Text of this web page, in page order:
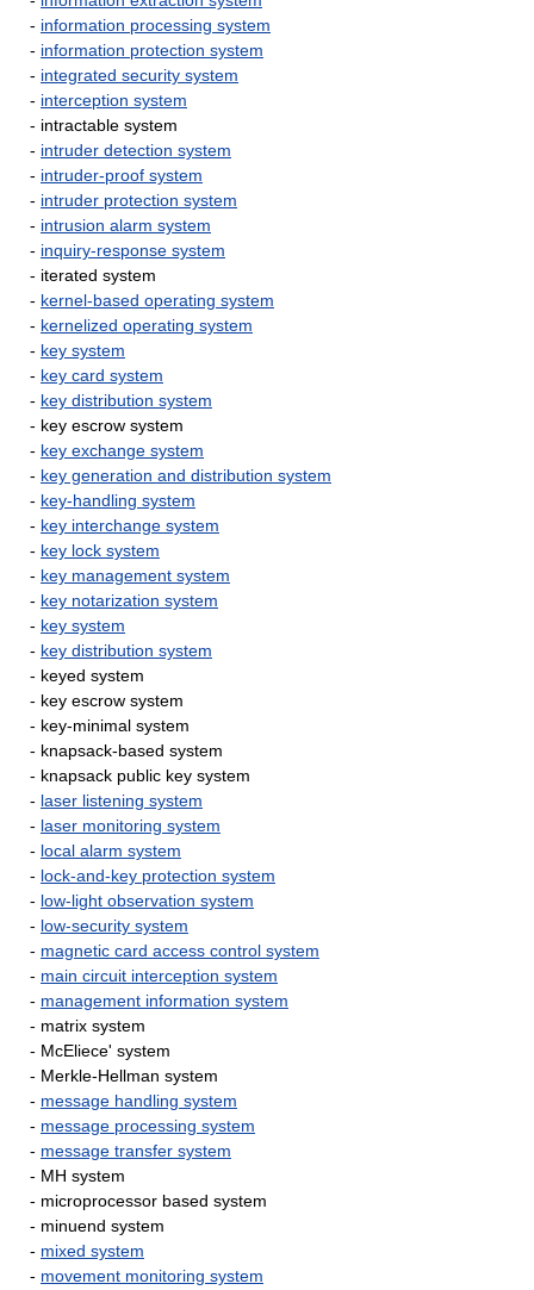
- information processing system
- information protection system
- integrated security system
- interception system
- intractable system
- intruder detection system
- intruder-proof system
- intruder protection system
- intrusion alarm system
- inquiry-response system
- iterated system
- kernel-based operating system
- kernelized operating system
- key system
- key card system
- key distribution system
- key escrow system
- key exchange system
- key generation and distribution system
- key-handling system
- key interchange system
- key lock system
- key management system
- key notarization system
- key system
- key distribution system
- keyed system
- key escrow system
- key-minimal system
- knapsack-based system
- knapsack public key system
- laser listening system
- laser monitoring system
- local alarm system
- lock-and-key protection system
- low-light observation system
- low-security system
- magnetic card access control system
- main circuit interception system
- management information system
- matrix system
- McEliece' system
- Merkle-Hellman system
- message handling system
- message processing system
- message transfer system
- MH system
- microprocessor based system
- minuend system
- mixed system
- movement monitoring system